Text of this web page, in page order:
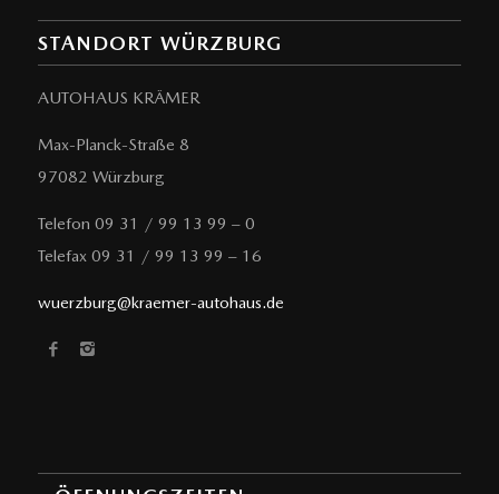
STANDORT WÜRZBURG
AUTOHAUS KRÄMER
Max-Planck-Straße 8
97082 Würzburg
Telefon 09 31 / 99 13 99 – 0
Telefax 09 31 / 99 13 99 – 16
wuerzburg@kraemer-autohaus.de